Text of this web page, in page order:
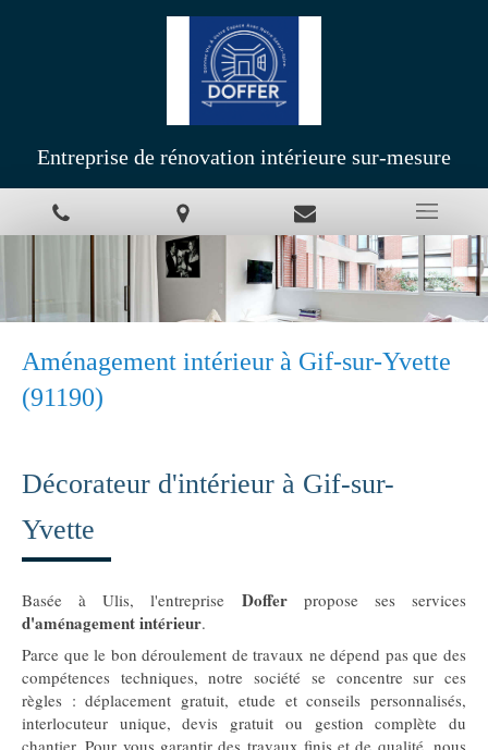
Entreprise de rénovation intérieure sur-mesure
Aménagement intérieur à Gif-sur-Yvette
(91190)
Décorateur d'intérieur à Gif-sur-
Yvette
Basée à Ulis, l'entreprise Dofferpropose ses services
d'aménagement intérieur.
Parce que le bon déroulement de travaux ne dépend pas que des
compétences techniques, notre société se concentre sur ces
règles : déplacement gratuit, etude et conseils personnalisés,
interlocuteur unique, devis gratuit ou gestion complète du
chantier. Pour vous garantir des travaux finis et de qualité, nous